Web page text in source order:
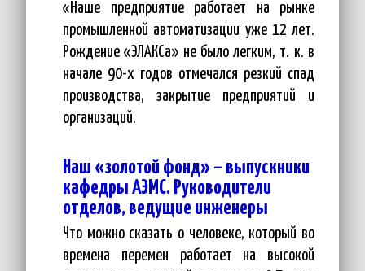
«Наше предприятие работает на рынке
промышленной автоматизации уже 12 лет.
Рождение «ЭЛАКСа» не было легким, т. к. в
начале 90-х годов отмечался резкий спад
производства, закрытие предприятий и
организаций.
Наш «золотой фонд» – выпускники
кафедры АЭМС. Руководители
отделов, ведущие инженеры
Что можно сказать о человеке, который во
времена перемен работает на высокой